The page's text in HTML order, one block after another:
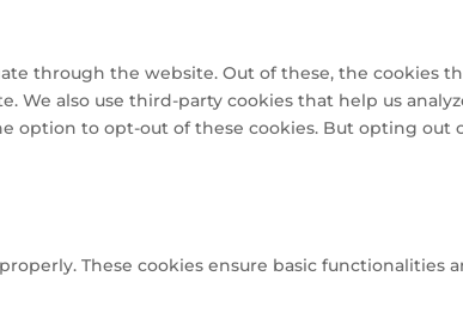
through the website. Out of these, the cookies
also use third-party cookies that help us
option to opt-out of these cookies. But opting out
These cookies ensure basic functionalities